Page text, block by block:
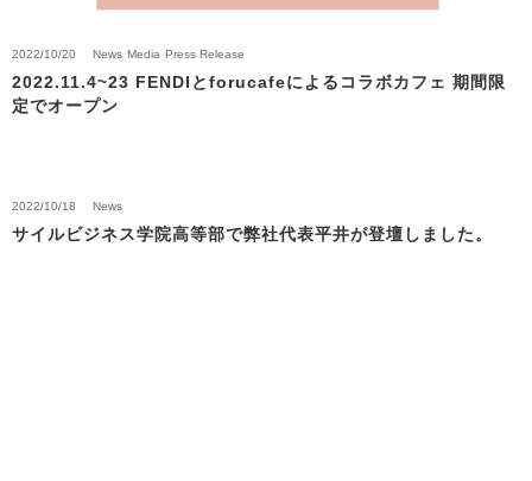
2022/10/20 News Media Press Release
2022.11.4~23 FENDIとforucafeによるコラボカフェ 期間限
定でオープン